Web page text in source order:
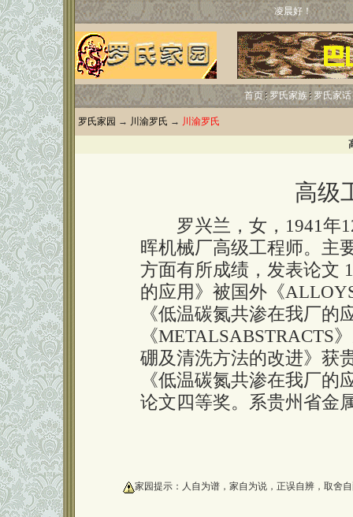
凌晨好！
首页 罗氏家族 罗氏家话
罗氏家园 → 川渝罗氏 → 川渝罗氏
高级
罗兴兰，女，1941年
晖机械厂高级工程师。主
方面有所成绩，发表论文
的应用》被国外《
《低温碳氮共渗在我厂的
《METALSABSTRACTS
硼及清洗方法的改进》获
《低温碳氮共渗在我厂
论文四等奖。系贵州省金
家园提示：人自为谱，家自为说，正误自辨，取舍